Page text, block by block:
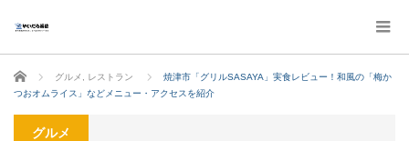
ホーム グルメ レストラン
焼津市「グリルSASAYA」実食レビュー！和風の「梅か
つおオムライス」などメニュー・アクセスを紹介
グルメ